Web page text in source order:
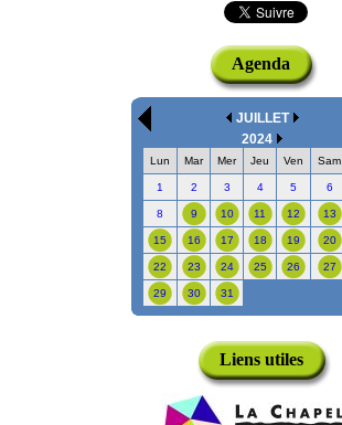
Agenda
JUILLET
2024
Lun Mar Mer Jeu Ven Sam
1 2 3 4 5 6
8 9 10 11 12 13
15 16 17 18 19 20
22 23 24 25 26 27
29 30 31
Liens utiles